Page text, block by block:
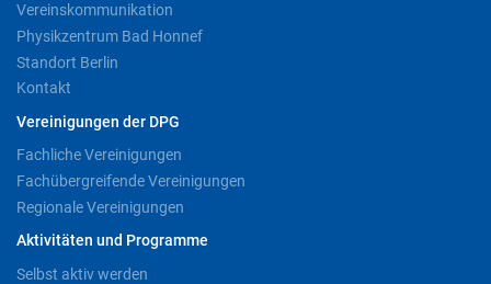
Vereinskommunikation
Physikzentrum Bad Honnef
Standort Berlin
Kontakt
Vereinigungen der DPG
Fachliche Vereinigungen
Fachübergreifende Vereinigungen
Regionale Vereinigungen
Aktivitäten und Programme
Selbst aktiv werden